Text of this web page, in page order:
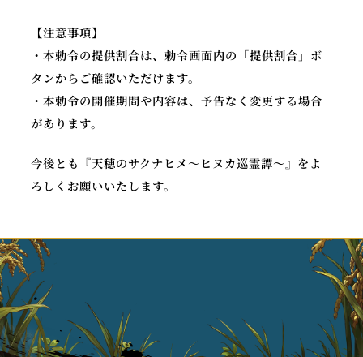
【注意事項】
・本勅令の提供割合は、勅令画面内の「提供割合」ボ
タンからご確認いただけます。
・本勅令の開催期間や内容は、予告なく変更する場合
があります。
今後とも『天穂のサクナヒメ～ヒヌカ巡霊譚～』をよ
ろしくお願いいたします。